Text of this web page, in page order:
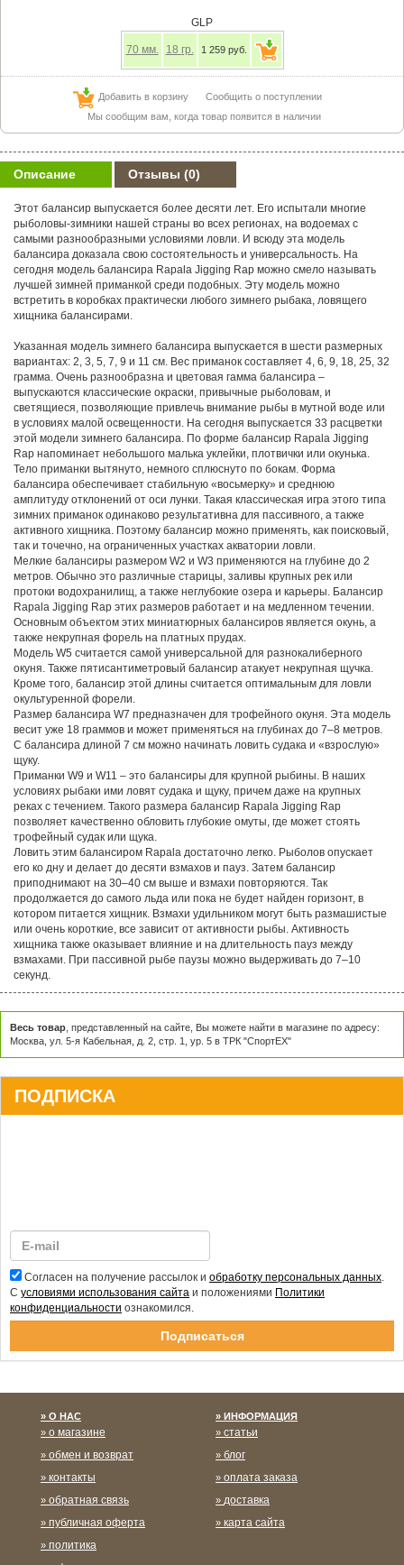
GLP
70 мм. 18 гр. 1 259 руб.
Добавить в корзину
Сообщить о поступлении
Мы сообщим вам, когда товар появится в наличии
Описание Отзывы (0)
Этот балансир выпускается более десяти лет. Его испытали многие
рыболовы-зимники нашей страны во всех регионах, на водоемах с
самыми разнообразными условиями ловли. И всюду эта модель
балансира доказала свою состоятельность и универсальность. На
сегодня модель балансира Rapala Jigging Rap можно смело называть
лучшей зимней приманкой среди подобных. Эту модель можно
встретить в коробках практически любого зимнего рыбака, ловящего
хищника балансирами.
Указанная модель зимнего балансира выпускается в шести размерных
вариантах: 2, 3, 5, 7, 9 и 11 см. Вес приманок составляет 4, 6, 9, 18, 25, 32
грамма. Очень разнообразна и цветовая гамма балансира –
выпускаются классические окраски, привычные рыболовам, и
светящиеся, позволяющие привлечь внимание рыбы в мутной воде или
в условиях малой освещенности. На сегодня выпускается 33 расцветки
этой модели зимнего балансира. По форме балансир Rapala Jigging
Rap напоминает небольшого малька уклейки, плотвички или окунька.
Тело приманки вытянуто, немного сплюснуто по бокам. Форма
балансира обеспечивает стабильную «восьмерку» и среднюю
амплитуду отклонений от оси лунки. Такая классическая игра этого типа
зимних приманок одинаково результативна для пассивного, а также
активного хищника. Поэтому балансир можно применять, как поисковый,
так и точечно, на ограниченных участках акватории ловли.
Мелкие балансиры размером W2 и W3 применяются на глубине до 2
метров. Обычно это различные старицы, заливы крупных рек или
протоки водохранилищ, а также неглубокие озера и карьеры. Балансир
Rapala Jigging Rap этих размеров работает и на медленном течении.
Основным объектом этих миниатюрных балансиров является окунь, а
также некрупная форель на платных прудах.
Модель W5 считается самой универсальной для разнокалиберного
окуня. Также пятисантиметровый балансир атакует некрупная щучка.
Кроме того, балансир этой длины считается оптимальным для ловли
окультуренной форели.
Размер балансира W7 предназначен для трофейного окуня. Эта модель
весит уже 18 граммов и может применяться на глубинах до 7–8 метров.
С балансира длиной 7 см можно начинать ловить судака и «взрослую»
щуку.
Приманки W9 и W11 – это балансиры для крупной рыбины. В наших
условиях рыбаки ими ловят судака и щуку, причем даже на крупных
реках с течением. Такого размера балансир Rapala Jigging Rap
позволяет качественно обловить глубокие омуты, где может стоять
трофейный судак или щука.
Ловить этим балансиром Rapala достаточно легко. Рыболов опускает
его ко дну и делает до десяти взмахов и пауз. Затем балансир
приподнимают на 30–40 см выше и взмахи повторяются. Так
продолжается до самого льда или пока не будет найден горизонт, в
котором питается хищник. Взмахи удильником могут быть размашистые
или очень короткие, все зависит от активности рыбы. Активность
хищника также оказывает влияние и на длительность пауз между
взмахами. При пассивной рыбе паузы можно выдерживать до 7–10
секунд.
Весь товар , представленный на сайте, Вы можете найти в магазине по адресу:
Москва, ул. 5-я Кабельная, д. 2, стр. 1, ур. 5 в ТРК "СпортЕХ"
ПОДПИСКА
Согласен на получение рассылок и обработку персональных данных
С условиями использования сайта и положениями Политики
конфиденциальности ознакомился.
О НАС
о магазине
обмен и возврат
контакты
обратная связь
публичная оферта
политика
ИНФОРМАЦИЯ
статьи
блог
оплата заказа
доставка
карта сайта